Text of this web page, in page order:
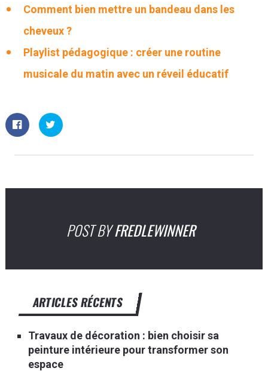
Comment bien mettre un bandeau dans les
cheveux ?
Playlist pédagogique : créer une routine
musicale du matin avec un réveil éducatif
POST BY FREDLEWINNER
ARTICLES RÉCENTS
Travaux de décoration : bien choisir sa
peinture intérieure pour transformer son
espace